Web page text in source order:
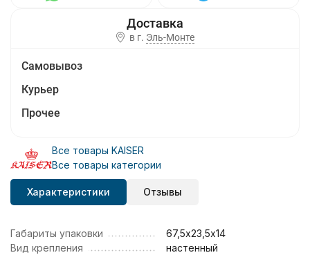
в г. Эль-Монте
Самовывоз
Курьер
Прочее
Все товары KAISER
Все товары категории
Характеристики Отзывы
Габариты упаковки
67,5х23,5х14
Вид крепления
настенный